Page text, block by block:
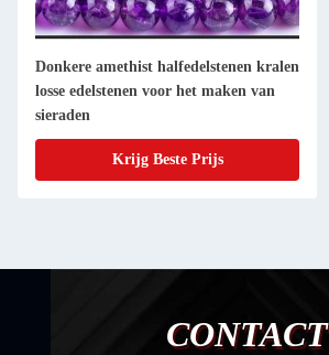
Donkere amethist halfedelstenen kralen
losse edelstenen voor het maken van
sieraden
Krijg Beste Prijs
CONTACT